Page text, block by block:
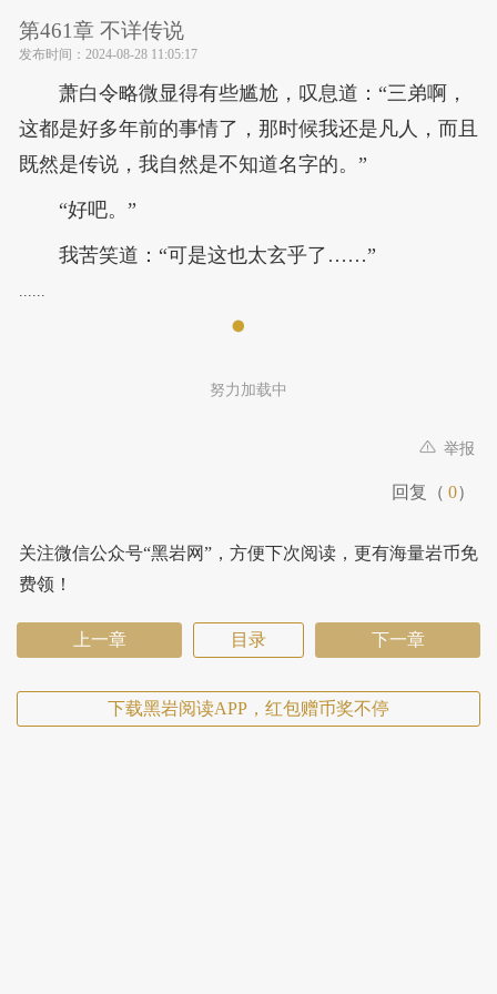
第461章 不详传说
发布时间： 2024-08-28 11:05:17
萧白令略微显得有些尴尬，叹息道：“三弟啊，
这都是好多年前的事情了，那时候我还是凡人，而且
既然是传说，我自然是不知道名字的。”
“好吧。”
我苦笑道：“可是这也太玄乎了……”
......
努力加载中
举报
回复（ 0）
关注微信公众号“黑岩网”，方便下次阅读，更有海量岩币免
费领！
上一章 目录 下一章
下载黑岩阅读APP，红包赠币奖不停